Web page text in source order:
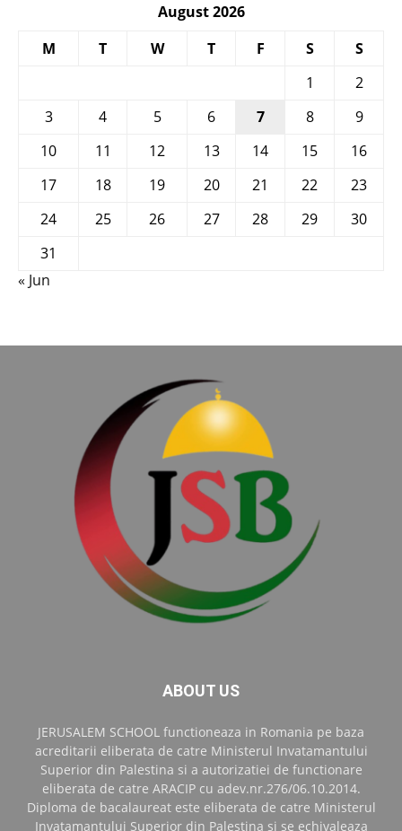
August 2026
M
T W T F S
S
1
2
3
4 5 6 7 8
9
10
11 12 13 14 15
16
17
18 19 20 21 22
23
24
25 26 27 28 29
30
31
« Jun
ABOUT US
JERUSALEM SCHOOL functioneaza in Romania pe baza
acreditarii eliberata de catre Ministerul Invatamantului
Superior din Palestina si a autorizatiei de functionare
eliberata de catre ARACIP cu adev.nr.276/06.10.2014.
Diploma de bacalaureat este eliberata de catre Ministerul
Invatamantului Superior din Palestina si se echivaleaza